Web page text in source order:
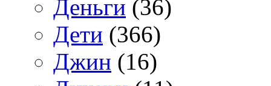
Деньги (36)
Дети (366)
Джин (16)